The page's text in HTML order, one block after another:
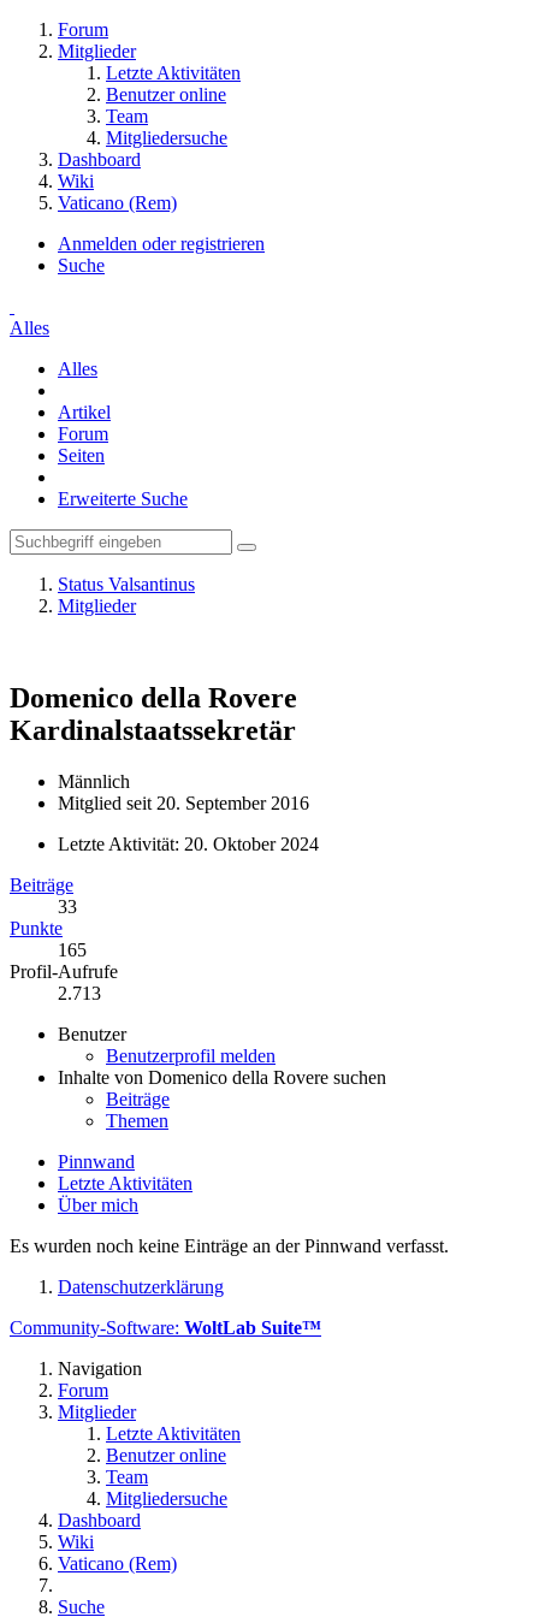
Forum
Mitglieder
Letzte Aktivitäten
Benutzer online
Team
Mitgliedersuche
Dashboard
Wiki
Vaticano (Rem)
Anmelden oder registrieren
Suche
Alles
Alles
Artikel
Forum
Seiten
Erweiterte Suche
Status Valsantinus
Mitglieder
Domenico della Rovere
Kardinalstaatssekretär
Männlich
Mitglied seit 20. September 2016
Letzte Aktivität: 20. Oktober 2024
Beiträge
33
Punkte
165
Profil-Aufrufe
2.713
Benutzer
Benutzerprofil melden
Inhalte von Domenico della Rovere suchen
Beiträge
Themen
Pinnwand
Letzte Aktivitäten
Über mich
Es wurden noch keine Einträge an der Pinnwand verfasst.
Datenschutzerklärung
Community-Software: WoltLab Suite™
Navigation
Forum
Mitglieder
Letzte Aktivitäten
Benutzer online
Team
Mitgliedersuche
Dashboard
Wiki
Vaticano (Rem)
Suche